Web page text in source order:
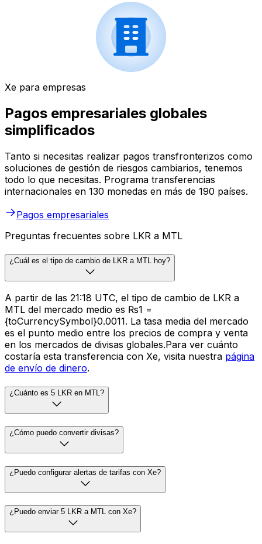
Xe para empresas
Pagos empresariales globales
simplificados
Tanto si necesitas realizar pagos transfronterizos como
soluciones de gestión de riesgos cambiarios, tenemos
todo lo que necesitas. Programa transferencias
internacionales en 130 monedas en más de 190 países.
Pagos empresariales
Preguntas frecuentes sobre LKR a MTL
¿Cuál es el tipo de cambio de LKR a MTL hoy?
A partir de las 21:18 UTC, el tipo de cambio de LKR a
MTL del mercado medio es ₨1 =
{toCurrencySymbol}0.0011. La tasa media del mercado
es el punto medio entre los precios de compra y venta
en los mercados de divisas globales.Para ver cuánto
costaría esta transferencia con Xe, visita nuestra página
de envío de dinero.
¿Cuánto es 5 LKR en MTL?
¿Cómo puedo convertir divisas?
¿Puedo configurar alertas de tarifas con Xe?
¿Puedo enviar 5 LKR a MTL con Xe?